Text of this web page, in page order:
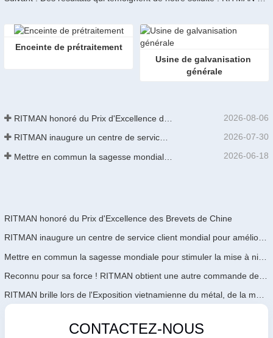
Enceinte de prétraitement
Usine de galvanisation
générale
2026-08-06
RITMAN inaugure un centre de service client mondial pour améliorer le support complet du cycle de vie des clients dans le monde entier 2026-07-30
2026-06-18
RITMAN honoré du Prix d'Excellence des Brevets de Chine
RITMAN inaugure un centre de service client mondial pour améliorer le support complet du cycle de vie des clients dans le monde entier
RITMAN brille lors de l'Exposition vietnamienne du métal, de la métallurgie et de l'acier 2026
CONTACTEZ-NOUS